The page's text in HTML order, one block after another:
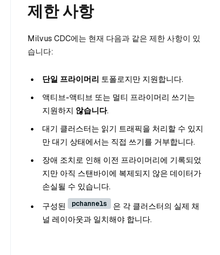
제한 사항
Milvus CDC에는 현재 다음과 같은 제한 사항이 있
습니다:
단일 프라이머리 토폴로지만 지원합니다.
액티브-액티브 또는 멀티 프라이머리 쓰기는
지원하지 않습니다.
대기 클러스터는 읽기 트래픽을 처리할 수 있지
만 대기 상태에서는 직접 쓰기를 거부합니다.
장애 조치로 인해 이전 프라이머리에 기록되었
지만 아직 스탠바이에 복제되지 않은 데이터가
손실될 수 있습니다.
구성된
pchannels
은 각 클러스터의 실제 채
널 레이아웃과 일치해야 합니다.